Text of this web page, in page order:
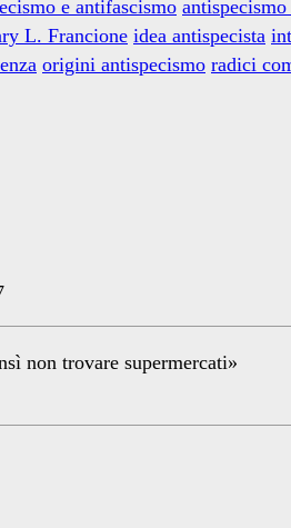
e antifascismo
L. Francione idea antispecista
origini antispecismo radici
non trovare supermercati»